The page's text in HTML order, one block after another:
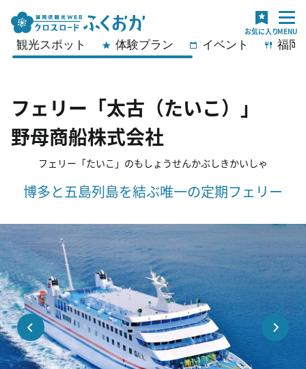
観光スポット 体験プラン イベント 福岡
フェリー「太古（たいこ）」
野母商船株式会社
フェリー「たいこ」のもしょうせんかぶしきかいしゃ
博多と五島列島を結ぶ唯一の定期フェリー